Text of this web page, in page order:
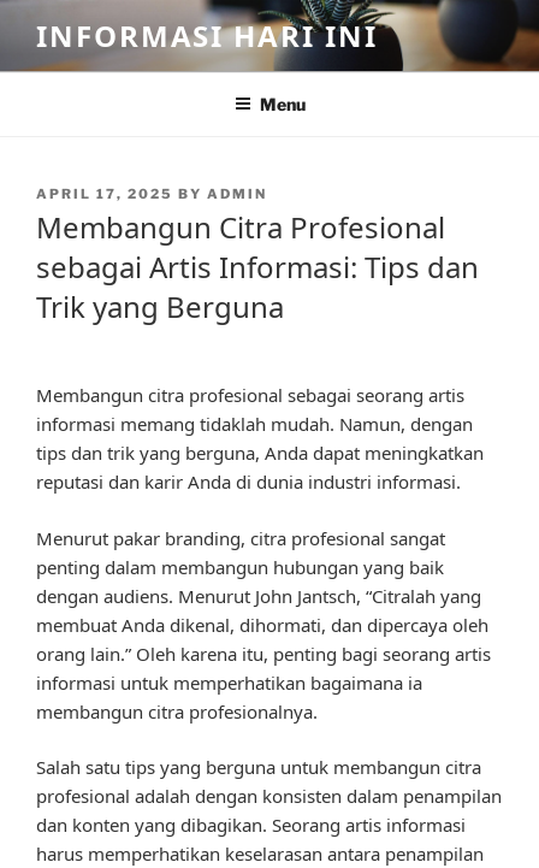
content
INFORMASI HARI INI
Menu
POSTED
APRIL 17, 2025 BY ADMIN
Membangun Citra Profesional
sebagai Artis Informasi: Tips dan
Trik yang Berguna
Membangun citra profesional sebagai seorang artis
informasi memang tidaklah mudah. Namun, dengan
tips dan trik yang berguna, Anda dapat meningkatkan
reputasi dan karir Anda di dunia industri informasi.
Menurut pakar branding, citra profesional sangat
penting dalam membangun hubungan yang baik
dengan audiens. Menurut John Jantsch, “Citralah yang
membuat Anda dikenal, dihormati, dan dipercaya oleh
orang lain.” Oleh karena itu, penting bagi seorang artis
informasi untuk memperhatikan bagaimana ia
membangun citra profesionalnya.
Salah satu tips yang berguna untuk membangun citra
profesional adalah dengan konsisten dalam penampilan
dan konten yang dibagikan. Seorang artis informasi
harus memperhatikan keselarasan antara penampilan